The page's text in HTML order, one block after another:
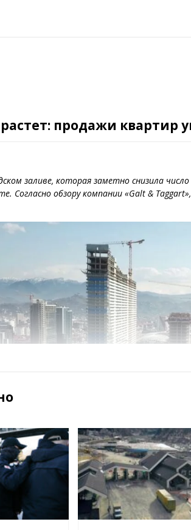
продажи квартир
заливе, которая заметно снизила
Согласно обзору компании «Galt &